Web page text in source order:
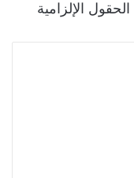
الحقول الإلزامية